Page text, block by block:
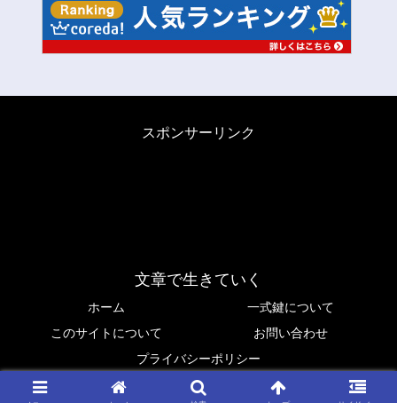
スポンサーリンク
文章で生きていく
ホーム
一式鍵について
このサイトについて
お問い合わせ
プライバシーポリシー
© 2019 Ken Isshiki.